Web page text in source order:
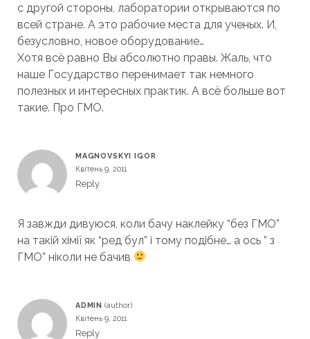
с другой стороны, лаборатории открываются по
всей стране. А это рабочие места для ученых. И,
безусловно, новое оборудование…
Хотя всё равно Вы абсолютно правы. Жаль, что
наше Государство перенимает так немного
полезных и интересных практик. А всё больше вот
такие. Про ГМО.
MAGNOVSKYI IGOR
Квітень 9, 2011
Reply
Я завжди дивуюся, коли бачу наклейку “без ГМО”
на такій хімії як “ред бул” і тому подібне… а ось ” з
ГМО” ніколи не бачив
ADMIN
Квітень 9, 2011
Reply